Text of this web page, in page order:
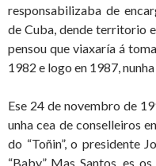
responsabilizaba de
de Cuba, dende territorio
pensou que viaxaría á
1982 e logo en 1987,
Ese 24 de novembro de
unha cea de conselleiros
do “Toñin”, o presidente
“Baby” Mas Santos, es